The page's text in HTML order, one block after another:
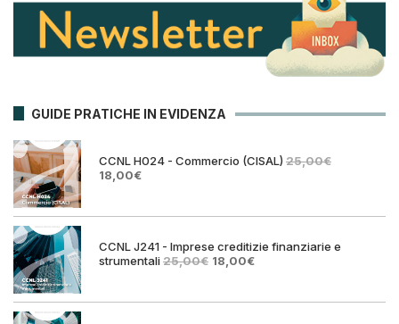
GUIDE PRATICHE IN EVIDENZA
CCNL H024 - Commercio (CISAL) 25,00€
Il
era:
18,00€Il
è:
CCNL J241 - Imprese creditizie finanziarie e
strumentali25,00€ Il
era:
18,00€Il
è: